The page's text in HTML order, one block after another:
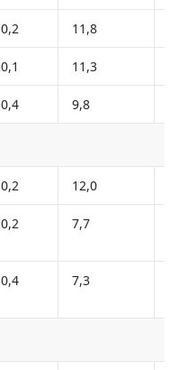
0,2 11,8
0,1 11,3
0,4 9,8
0,2 12,0
0,2 7,7
0,4 7,3